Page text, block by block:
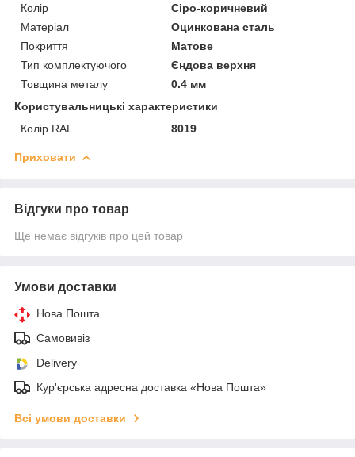
Колір
Сіро-коричневий
Матеріал
Оцинкована сталь
Покриття
Матове
Тип комплектуючого
Єндова верхня
Товщина металу
0.4 мм
Користувальницькі характеристики
Колір RAL
8019
Приховати
Відгуки про товар
Ще немає відгуків про цей товар
Умови доставки
Нова Пошта
Самовивіз
Delivery
Кур'єрська адресна доставка «Нова Пошта»
Всі умови доставки